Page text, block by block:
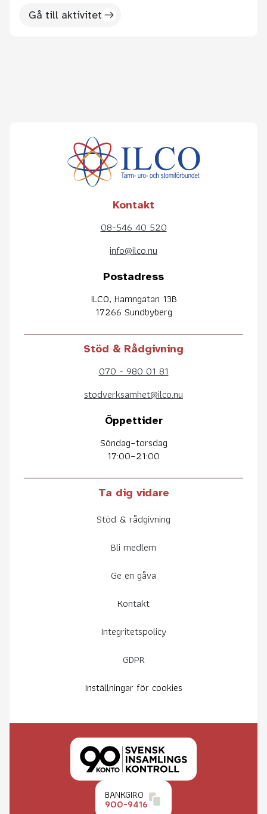
Gå till aktivitet
Kontakt
08-546 40 520
info@ilco.nu
Postadress
ILCO, Hamngatan 13B
17266 Sundbyberg
Stöd & Rådgivning
070 - 980 01 81
stodverksamhet@ilco.nu
Öppettider
Söndag–torsdag
17:00–21:00
Ta dig vidare
Stöd & rådgivning
Bli medlem
Ge en gåva
Kontakt
Integritetspolicy
GDPR
Inställningar för cookies
BANKGIRO
900-9416